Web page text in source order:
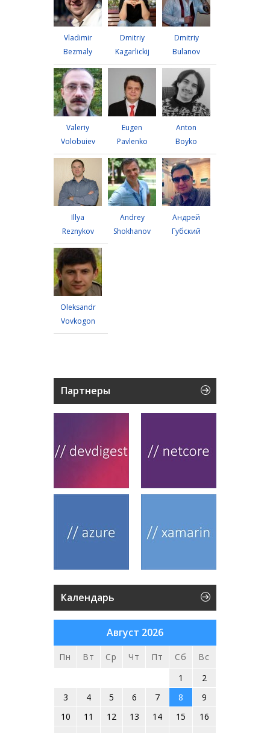
Vladimir
Bezmaly
Dmitriy
Kagarlickij
Dmitriy
Bulanov
Valeriy
Volobuiev
Eugen
Pavlenko
Anton
Boyko
Illya
Reznykov
Andrey
Shokhanov
Андрей
Губский
Oleksandr
Vovkogon
Партнеры
Календарь
Август 2026
Пн Вт Ср Чт Пт Сб
Вс
1
2
3
4 5 6 7 8
9
10
11 12 13 14 15
16